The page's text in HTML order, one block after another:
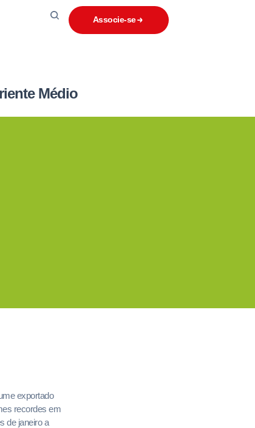
Associe-se
Médio
exportado
recordes em
de janeiro a